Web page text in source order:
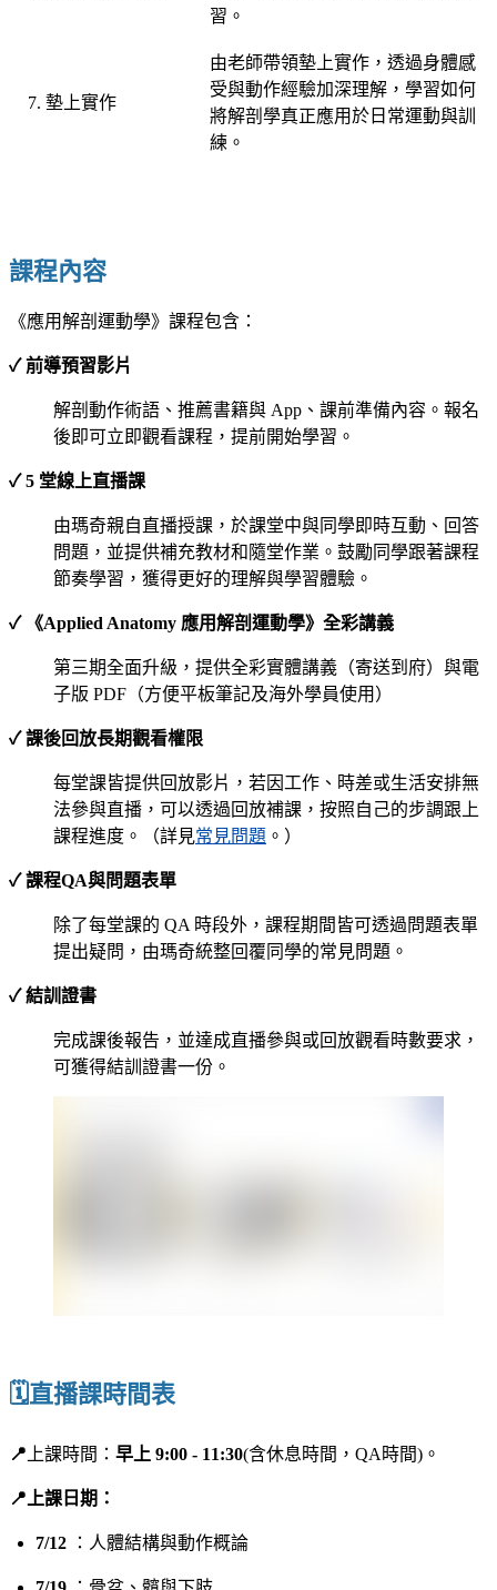
習。
墊上實作
由老師帶領墊上實作，透過身體感
受與動作經驗加深理解，學習如何
將解剖學真正應用於日常運動與訓
練。
課程內容
《應用解剖運動學》課程包含：
✓ 前導預習影片
解剖動作術語、推薦書籍與 App、課前準備內容。報名
後即可立即觀看課程，提前開始學習。
✓ 5 堂線上直播課
由瑪奇親自直播授課，於課堂中與同學即時互動、回答
問題，並提供補充教材和隨堂作業。鼓勵同學跟著課程
節奏學習，獲得更好的理解與學習體驗。
✓ 《Applied Anatomy 應用解剖運動學》全彩講義
第三期全面升級，提供全彩實體講義（寄送到府）與電
子版 PDF（方便平板筆記及海外學員使用）
✓ 課後回放長期觀看權限
每堂課皆提供回放影片，若因工作、時差或生活安排無
法參與直播，可以透過回放補課，按照自己的步調跟上
課程進度。（詳見常見問題 。）
✓ 課程QA與問題表單
除了每堂課的 QA 時段外，課程期間皆可透過問題表單
提出疑問，由瑪奇統整回覆同學的常見問題。
✓ 結訓證書
完成課後報告，並達成直播參與或回放觀看時數要求，
可獲得結訓證書一份。
🗓️直播課時間表
📍 上課時間： 早上 9:00 - 11:30(含休息時間，QA時間)。
📍上課日期：
7/12 ：人體結構與動作概論